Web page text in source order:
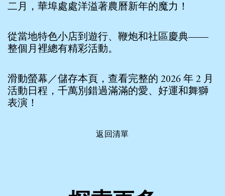
二月，華埠處處洋溢著農曆新年的魔力！
從當地特色小店到遊行、鞭炮和社區慶典——
整個月裡總有精彩活動。
滑動螢幕／儲存本頁，查看完整的 2026 年 2 月
活動日程，千萬別錯過滿滿的愛、好運和舞獅
表演！
返回清單